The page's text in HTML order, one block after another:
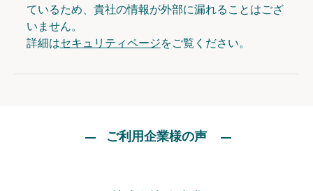
ているため、貴社の情報が外部に漏れることはござ
いません。
詳細はセキュリティページをご覧ください。
ご利用企業様の声